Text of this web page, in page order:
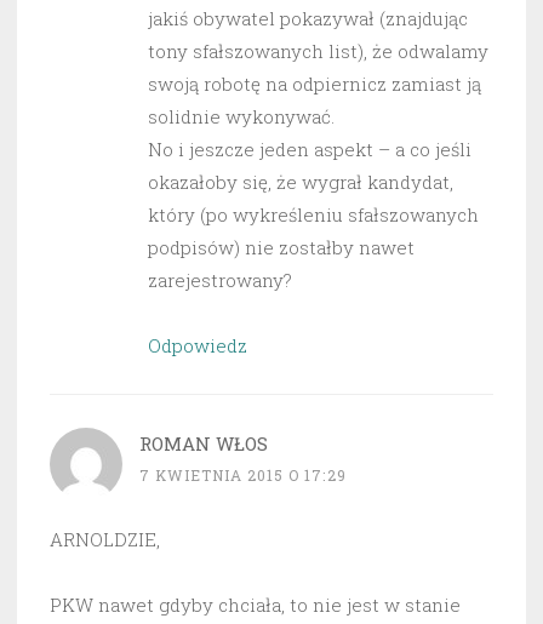
jakiś obywatel pokazywał (znajdując
tony sfałszowanych list), że odwalamy
swoją robotę na odpiernicz zamiast ją
solidnie wykonywać.
No i jeszcze jeden aspekt – a co jeśli
okazałoby się, że wygrał kandydat,
który (po wykreśleniu sfałszowanych
podpisów) nie zostałby nawet
zarejestrowany?
Odpowiedz
ROMAN WŁOS
7 KWIETNIA 2015 O 17:29
ARNOLDZIE,
PKW nawet gdyby chciała, to nie jest w stanie